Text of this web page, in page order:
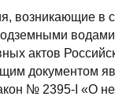
возникающие в
актов
документом
№ 2395-I «О